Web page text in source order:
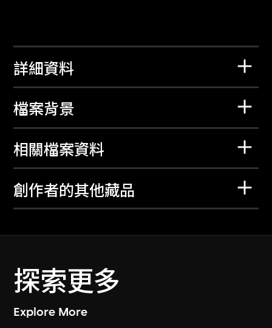
詳細資料
檔案背景
相關檔案資料
創作者的其他藏品
探索更多
Explore More